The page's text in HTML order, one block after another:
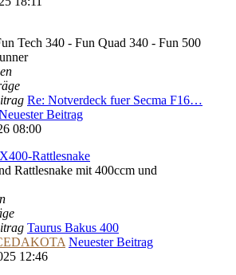
Tech 340 - Fun Quad 340 - Fun 500
Re: Notverdeck fuer Secma F16…
Beitrag
08:00
Rattlesnake
Rattlesnake mit 400ccm und
Taurus Bakus 400
Neuester Beitrag
12:46